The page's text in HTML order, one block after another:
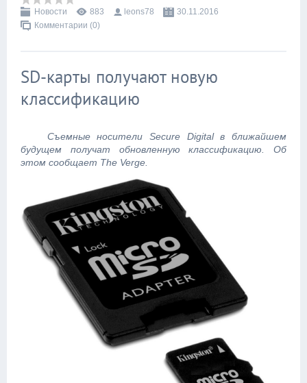
Новости 883 leons78
30.11.2016
Комментарии (0)
SD-карты получают новую
классификацию
Съемные носители Secure Digital в ближайшем
будущем получат обновленную классификацию. Об
этом сообщает The Verge.